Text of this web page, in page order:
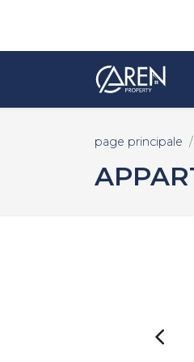
page principale